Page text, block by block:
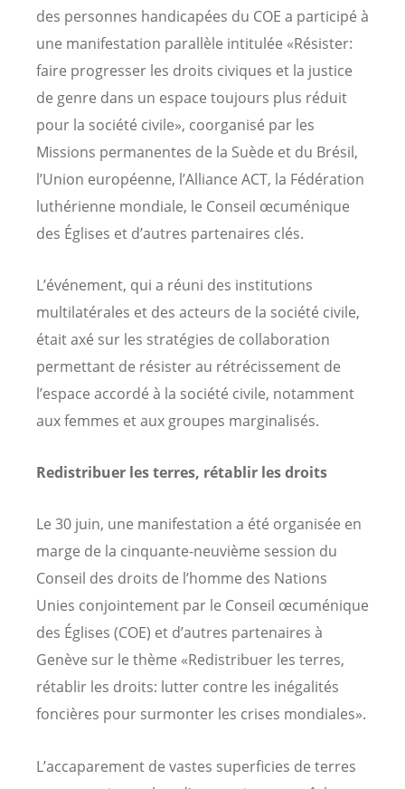
des personnes handicapées du COE a participé à
une manifestation parallèle intitulée «Résister:
faire progresser les droits civiques et la justice
de genre dans un espace toujours plus réduit
pour la société civile», coorganisé par les
Missions permanentes de la Suède et du Brésil,
l’Union européenne, l’Alliance ACT, la Fédération
luthérienne mondiale, le Conseil œcuménique
des Églises et d’autres partenaires clés.
L’événement, qui a réuni des institutions
multilatérales et des acteurs de la société civile,
était axé sur les stratégies de collaboration
permettant de résister au rétrécissement de
l’espace accordé à la société civile, notamment
aux femmes et aux groupes marginalisés.
Redistribuer les terres, rétablir les droits
Le 30 juin, une manifestation a été organisée en
marge de la cinquante-neuvième session du
Conseil des droits de l’homme des Nations
Unies conjointement par le Conseil œcuménique
des Églises (COE) et d’autres partenaires à
Genève sur le thème «Redistribuer les terres,
rétablir les droits: lutter contre les inégalités
foncières pour surmonter les crises mondiales».
L’accaparement de vastes superficies de terres